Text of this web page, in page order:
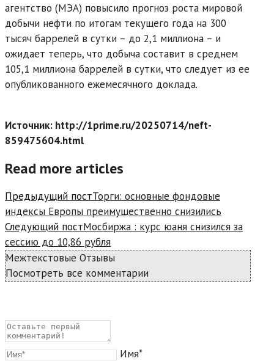
агентство (МЭА) повысило прогноз роста мировой
добычи нефти по итогам текущего года на 300
тысяч баррелей в сутки – до 2,1 миллиона – и
ожидает теперь, что добыча составит в среднем
105,1 миллиона баррелей в сутки, что следует из ее
опубликованного ежемесячного доклада.
Источник: http://1prime.ru/20250714/neft-
859475604.html
Read more articles
Предыдущий постТорги: основные фондовые
индексы Европы преимущественно снизились
Следующий постМосбиржа : курс юаня снизился за
сессию до 10,86 рубля
Межтекстовые Отзывы
Посмотреть все комментарии
Имя*